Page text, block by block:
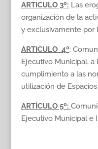
ARTICULO 3º: Las
organización de la
y exclusivamente por
ARTICULO 4º:
Ejecutivo Municipal,
cumplimiento a las
utilización de
ARTÍCULO 5º:
Ejecutivo Municipal e